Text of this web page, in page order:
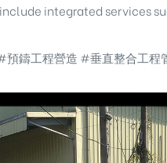
integrated services
預鑄工程營造 #垂直整合工程